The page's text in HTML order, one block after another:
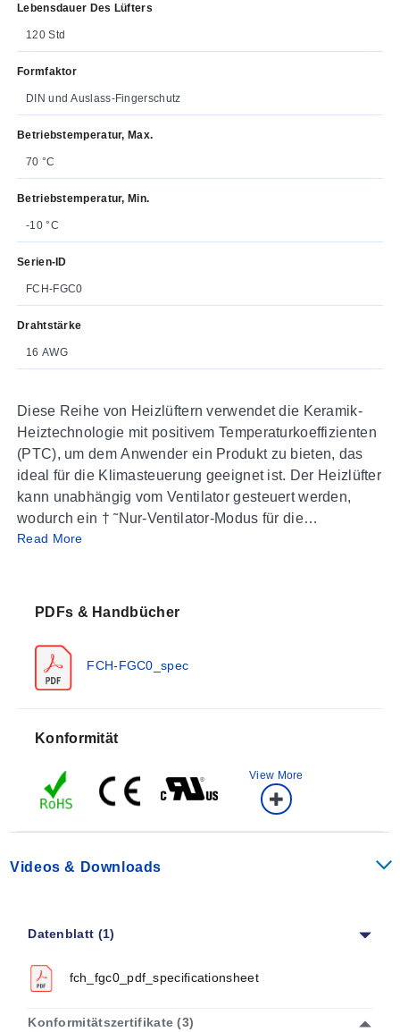
Lebensdauer Des Lüfters
120 Std
Formfaktor
DIN und Auslass-Fingerschutz
Betriebstemperatur, Max.
70 °C
Betriebstemperatur, Min.
-10 °C
Serien-ID
FCH-FGC0
Drahtstärke
16 AWG
Diese Reihe von Heizlüftern verwendet die Keramik-
Heiztechnologie mit positivem Temperaturkoeffizienten
(PTC), um dem Anwender ein Produkt zu bieten, das
ideal für die Klimasteuerung geeignet ist. Der Heizlüfter
kann unabhängig vom Ventilator gesteuert werden,
wodurch ein † ˜Nur-Ventilator-Modus für die
Luftzirkulation möglich ist. Es gibt neun Varianten mit
zugelassen. Es verfügt über eine robuste Konstruktion
einen 25 mm (1") Lüfter. Das Heizelement ist ein PTC-
Heizer.
Read More
PDFs & Handbücher
FCH-FGC0_spec
Konformität
View More
Videos & Downloads
Datenblatt (1)
fch_fgc0_pdf_specificationsheet
Konformitätszertifikate (3)